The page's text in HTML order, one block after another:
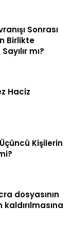
Sonrası
Birlikte
mı?
Haciz
Kişilerin
dosyasının